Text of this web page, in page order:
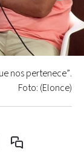
nos pertenece”.
Foto: (Elonce)